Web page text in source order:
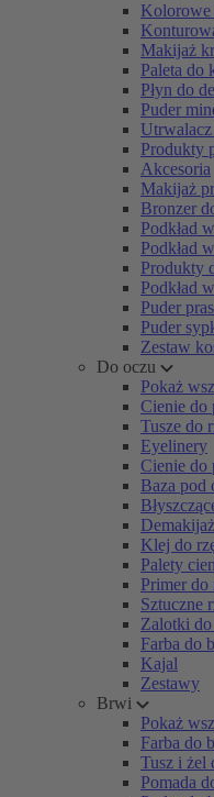
Makijaż
Paleta do
Płyn do
Puder
Produkty
Akcesoria
Makijaż
Bronzer
Podkład
Podkład
Produkty
Podkład
Puder
Puder
Zestaw
Do oczu
Pokaż
Cienie do
Tusze do
Eyelinery
Cienie do
Baza pod
Klej do
Palety
Primer do
Sztuczne
Zalotki do
Farba do
Kajal
Zestawy
Brwi
Pokaż
Farba do
Tusz i żel
Pomada